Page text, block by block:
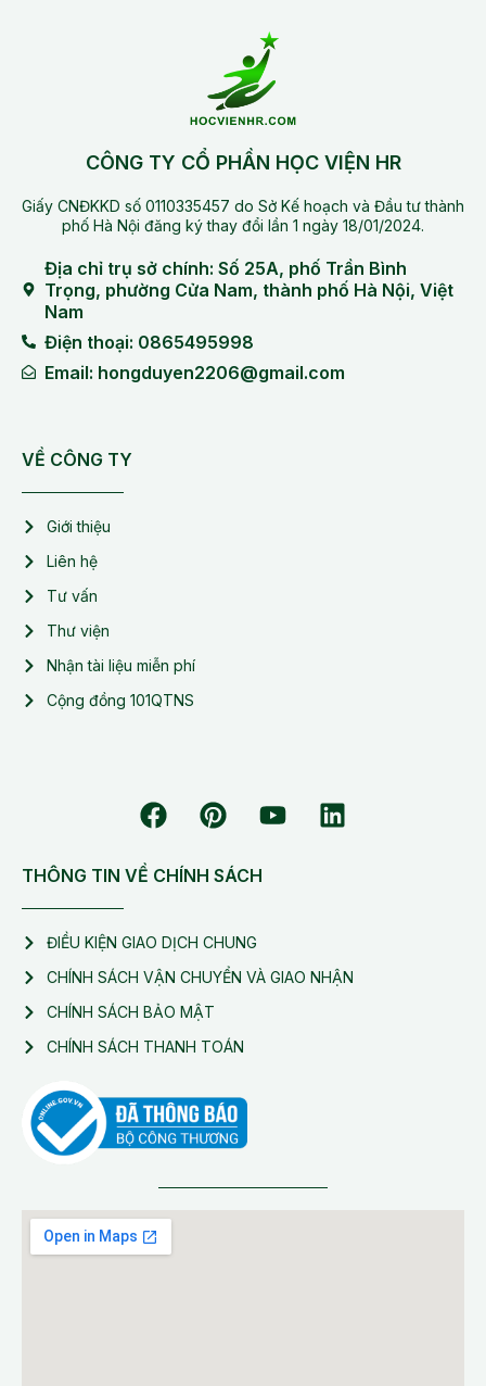
CÔNG TY CỔ PHẦN HỌC VIỆN HR
Giấy CNĐKKD số 0110335457 do Sở Kế hoạch và Đầu tư thành
phố Hà Nội đăng ký thay đổi lần 1 ngày 18/01/2024.
Địa chỉ trụ sở chính: Số 25A, phố Trần Bình
Trọng, phường Cửa Nam, thành phố Hà Nội, Việt
Nam
Điện thoại: 0865495998
Email: hongduyen2206@gmail.com
VỀ CÔNG TY
Giới thiệu
Liên hệ
Tư vấn
Thư viện
Nhận tài liệu miễn phí
Cộng đồng 101QTNS
THÔNG TIN VỀ CHÍNH SÁCH
ĐIỀU KIỆN GIAO DỊCH CHUNG
CHÍNH SÁCH VẬN CHUYỂN VÀ GIAO NHẬN
CHÍNH SÁCH BẢO MẬT
CHÍNH SÁCH THANH TOÁN